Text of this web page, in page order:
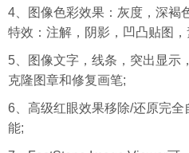
4、图像色彩效果：灰度，深褐
特效：注解，阴影，凹凸贴图
5、图像文字，线条，突出显示
克隆图章和修复画笔;
6、高级红眼效果移除/还原完
能;